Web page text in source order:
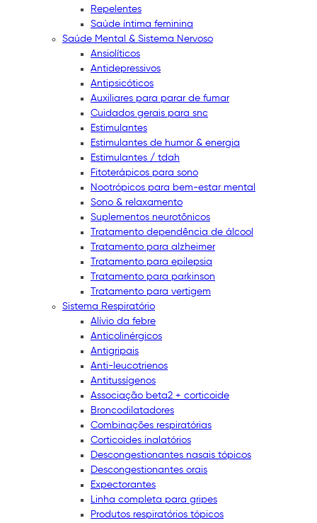
Repelentes
Saúde íntima feminina
Saúde Mental & Sistema Nervoso
Ansiolíticos
Antidepressivos
Antipsicóticos
Auxiliares para parar de fumar
Cuidados gerais para snc
Estimulantes
Estimulantes de humor & energia
Estimulantes / tdah
Fitoterápicos para sono
Nootrópicos para bem-estar mental
Sono & relaxamento
Suplementos neurotônicos
Tratamento dependência de álcool
Tratamento para alzheimer
Tratamento para epilepsia
Tratamento para parkinson
Tratamento para vertigem
Sistema Respiratório
Alívio da febre
Anticolinérgicos
Antigripais
Anti-leucotrienos
Antitussígenos
Associação beta2 + corticoide
Broncodilatadores
Combinações respiratórias
Corticoides inalatórios
Descongestionantes nasais tópicos
Descongestionantes orais
Expectorantes
Linha completa para gripes
Produtos respiratórios tópicos